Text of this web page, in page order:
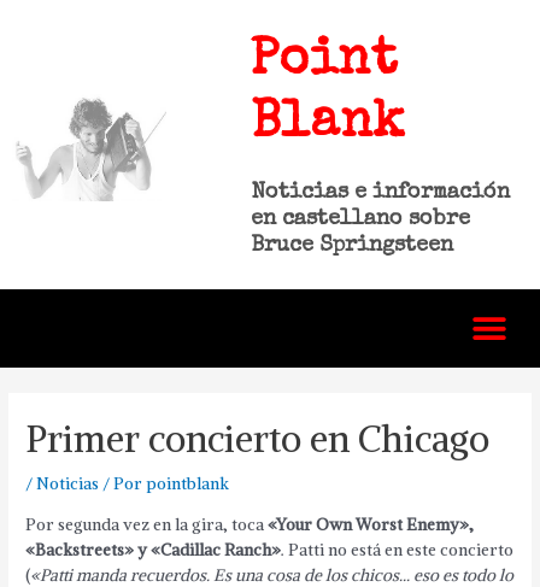
Point
Blank
Noticias e información
en castellano sobre
Bruce Springsteen
Primer concierto en Chicago
/Noticias / Porpointblank
Por segunda vez en la gira, toca«Your Own Worst Enemy»,
«Backstreets» y «Cadillac Ranch». Patti no está en este concierto
(«Patti manda recuerdos. Es una cosa de los chicos… eso es todo lo